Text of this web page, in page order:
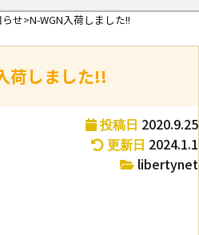
せ N-WGN入荷しました!!
荷しました!!
投稿日 2020.9.25
更新日 2024.1.1
libertynet